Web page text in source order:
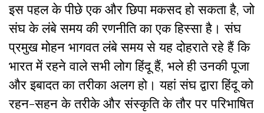
इस पहल के पीछे एक और छिपा मकसद हो सकता है, जो
संघ के लंबे समय की रणनीति का एक हिस्सा है। संघ
प्रमुख मोहन भागवत लंबे समय से यह दोहराते रहे हैं कि
भारत में रहने वाले सभी लोग हिंदू हैं, भले ही उनकी पूजा
और इबादत का तरीका अलग हो। यहां संघ द्वारा हिंदू को
रहन-सहन के तरीके और संस्कृति के तौर पर परिभाषित